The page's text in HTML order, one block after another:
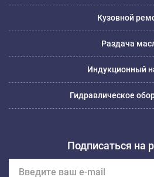
Кузовной
Раздача
Индукционный
Гидравлическое
Подписаться на